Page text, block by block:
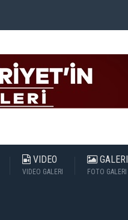
VIDEO
VIDEO GALERI
GALERI
FOTO GALERI